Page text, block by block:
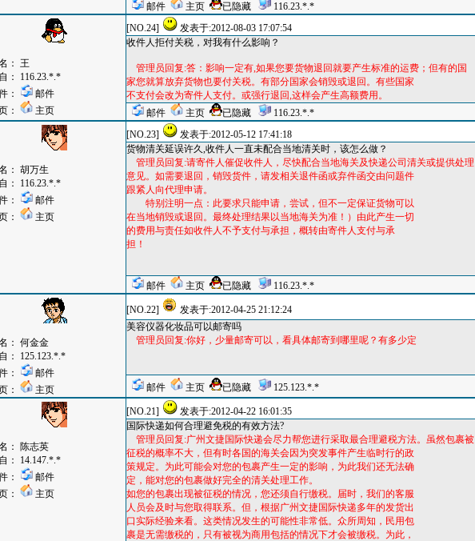
邮件 主页 已隐藏 116.23.*.*
： 王
： 116.23.*.*
：
邮件
：
主页
[NO.24]
发表于:2012-08-03 17:07:54
收件人拒付关税，对我有什么影响？
管理员回复:答：影响一定有,如果您要货物退回就要产生标准的运费；但有的国
家您就算放弃货物也要付关税。有部分国家会销毁或退回。有些国家
不支付会改为寄件人支付。或强行退回,这样会产生高额费用。
邮件
主页 已隐藏 116.23.*.*
： 胡万生
： 116.23.*.*
：
邮件
：
主页
[NO.23]
发表于:2012-05-12 17:41:18
货物清关延误许久,收件人一直未配合当地清关时，该怎么做？
管理员回复:请寄件人催促收件人，尽快配合当地海关及快递公司清关或提供处理
意见。如需要退回，销毁货件，请发相关退件函或弃件函交由问题件
跟紧人向代理申请。
特别注明一点：此要求只能申请，尝试，但不一定保证货物可以
在当地销毁或退回。最终处理结果以当地海关为准！）由此产生一切
的费用与责任如收件人不予支付与承担，概转由寄件人支付与承
担！
邮件 主页 已隐藏 116.23.*.*
： 何金金
： 125.123.*.*
：
邮件
：
主页
[NO.22]
发表于:2012-04-25 21:12:24
美容仪器化妆品可以邮寄吗
管理员回复:你好，少量邮寄可以，看具体邮寄到哪里呢？有多少定
邮件 主页 已隐藏 125.123.*.*
： 陈志英
： 14.147.*.*
：
邮件
：
主页
[NO.21]
发表于:2012-04-22 16:01:35
国际快递如何合理避免税的有效方法?
管理员回复:广州文捷国际快递会尽力帮您进行采取最合理避税方法。虽然包裹被
征税的概率不大，但有时各国的海关会因为突发事件产生临时行的政
策规定。为此可能会对您的包裹产生一定的影响，为此我们还无法确
定，能对您的包裹做好完全的清关处理工作。
如您的包裹出现被征税的情况，您还须自行缴税。届时，我们的客服
人员会及时与您取得联系。但，根据广州文捷国际快递多年的发货出
口实际经验来看。这类情况发生的可能性非常低。众所周知，民用包
裹是无需缴税的，只有被视为商用包括的情况下才会被缴税。为此，